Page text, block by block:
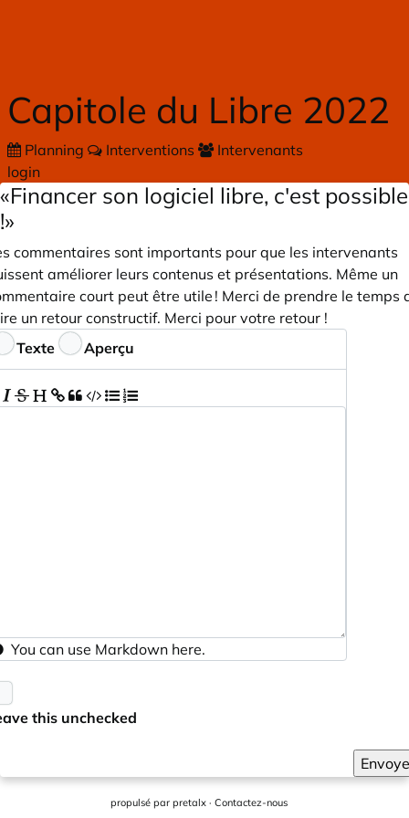
Capitole du Libre 2022
Planning Interventions
Intervenants
login
«Financer son logiciel libre, c'est possible
!»
commentaires sont importants pour que les intervenants
améliorer leurs contenus et présentations. Même un
court peut être utile ! Merci de prendre le temps
un retour constructif. Merci pour votre retour !
Texte Aperçu
You can use Markdown here.
this unchecked
propulsé par pretalx · Contactez-nous